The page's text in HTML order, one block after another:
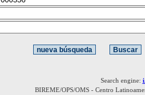
Search engine:
BIREME/OPS/OMS - Centro